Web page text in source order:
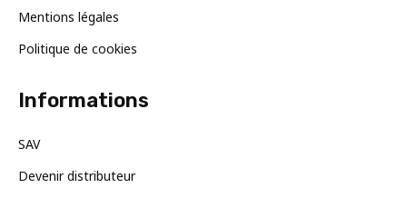
Mentions légales
Politique de cookies
Informations
SAV
Devenir distributeur